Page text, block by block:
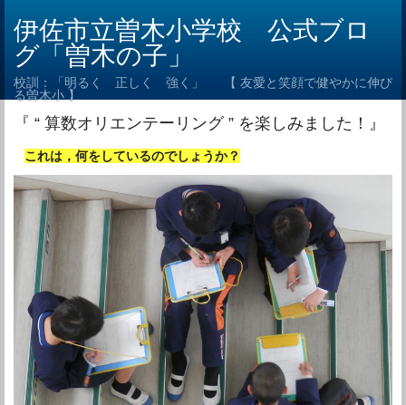
伊佐市立曽木小学校 公式ブロ
グ「曽木の子」
校訓：「明るく 正しく 強く」 【 友愛と笑顔で健やかに伸び
る曽木小 】
『 “ 算数オリエンテーリング ” を楽しみました！』
これは，何をしているのでしょうか？